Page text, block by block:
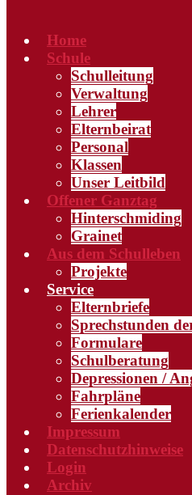
Home
Schule
Schulleitung
Verwaltung
Lehrer
Elternbeirat
Personal
Klassen
Unser Leitbild
Offener Ganztag
Hinterschmiding
Grainet
Aus dem Schulleben
Projekte
Service
Elternbriefe
Sprechstunden
Formulare
Schulberatung
Depressionen /
Fahrpläne
Ferienkalender
Impressum
Datenschutzhinweise
Login
Archiv